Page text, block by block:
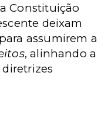
Constituição
deixam
assumirem a
, alinhando a